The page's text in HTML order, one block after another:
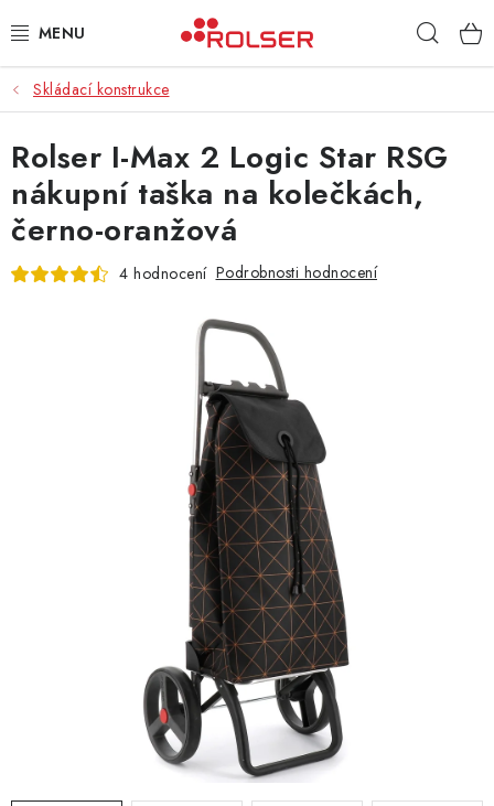
na
TAŠKY NA KOLEČKÁCH
ŽEHLICÍ PRKNA
SCHŮDKY
KLASICKÉ TAŠKY
Obchodní podmínky
Skládací konstrukce
Rolser I-Max 2 Logic Star RSG
nákupní taška na kolečkách,
černo-oranžová
4 hodnocení Podrobnosti hodnocení